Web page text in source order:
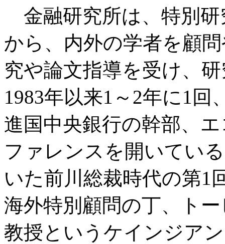
金融研究所は、特別研
から、内外の学者を顧
究や論文指導を受け、
1983年以来1～2年に1
進国中央銀行の幹部、
ファレンスを開いてい
いた前川総裁時代の第1
海外特別顧問の丁、ト
教授というケインジア